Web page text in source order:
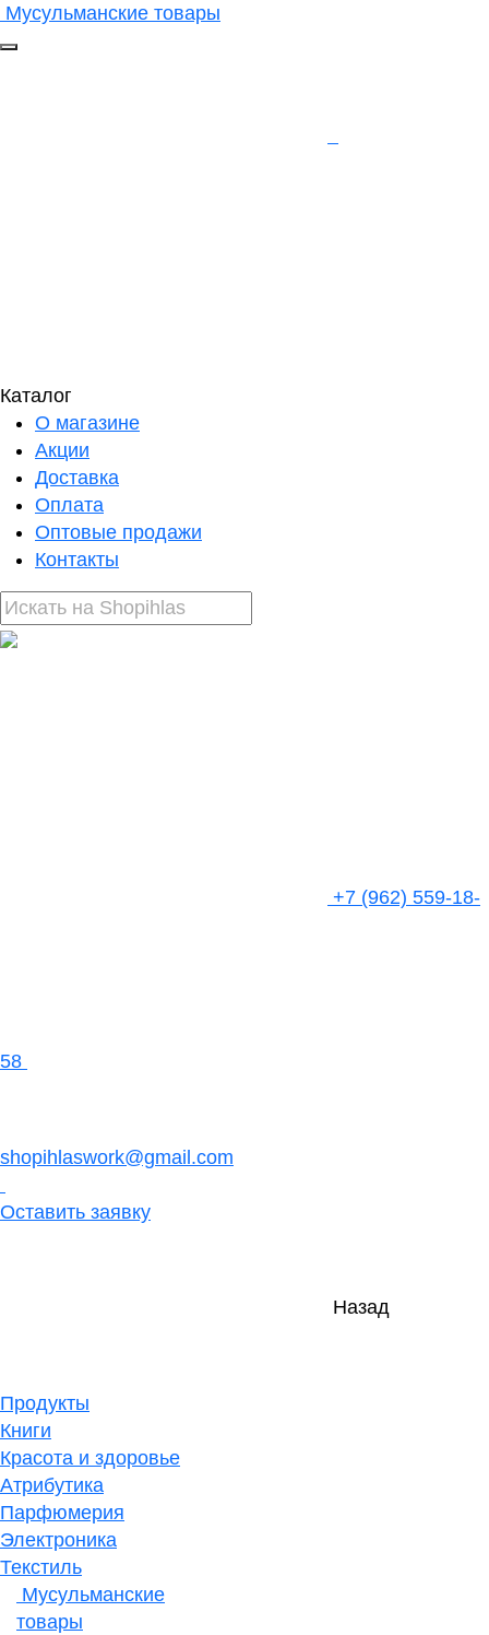
Мусульманские товары
Каталог
О магазине
Акции
Доставка
Оплата
Оптовые продажи
Контакты
+7 (962) 559-18-
58
shopihlaswork@gmail.com
Оставить заявку
Назад
Продукты
Книги
Красота и здоровье
Атрибутика
Парфюмерия
Электроника
Текстиль
Мусульманские
товары